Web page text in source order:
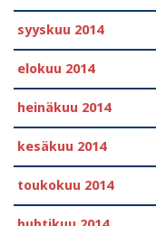
syyskuu 2014
elokuu 2014
heinäkuu 2014
kesäkuu 2014
toukokuu 2014